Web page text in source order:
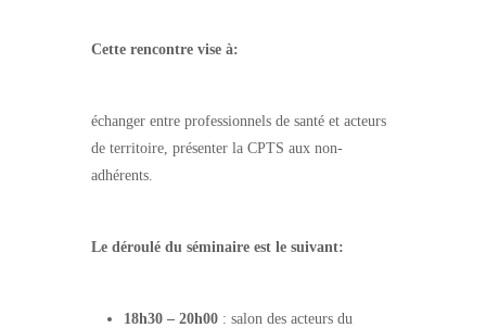
Cette rencontre vise à:
échanger entre professionnels de santé et acteurs
de territoire, présenter la CPTS aux non-
adhérents.
Le déroulé du séminaire est le suivant:
18h30 – 20h00 : salon des acteurs du